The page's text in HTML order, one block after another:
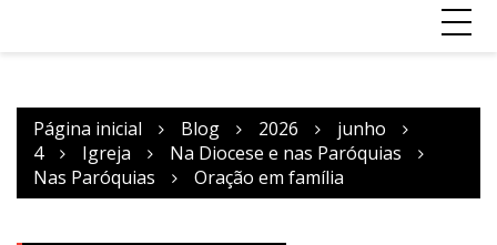
Página inicial Blog 2026
junho
4
Igreja
Na Diocese e nas Paróquias
Nas Paróquias
Oração em família